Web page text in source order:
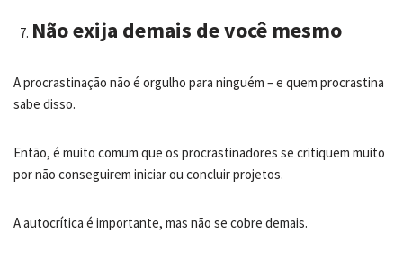
Não exija demais de você mesmo
A procrastinação não é orgulho para ninguém – e quem procrastina
sabe disso.
Então, é muito comum que os procrastinadores se critiquem muito
por não conseguirem iniciar ou concluir projetos.
A autocrítica é importante, mas não se cobre demais.